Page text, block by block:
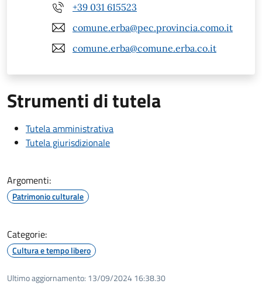
+39 031 615523
comune.erba@pec.provincia.como.it
comune.erba@comune.erba.co.it
Strumenti di tutela
Tutela amministrativa
Tutela giurisdizionale
Argomenti:
Patrimonio culturale
Categorie:
Cultura e tempo libero
Ultimo aggiornamento: 13/09/2024 16:38.30